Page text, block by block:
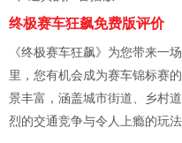
终极赛车狂飙免费版评价
《终极赛车狂飙》为您带来一
里，您有机会成为赛车锦标赛
景丰富，涵盖城市街道、乡村
烈的交通竞争与令人上瘾的玩法